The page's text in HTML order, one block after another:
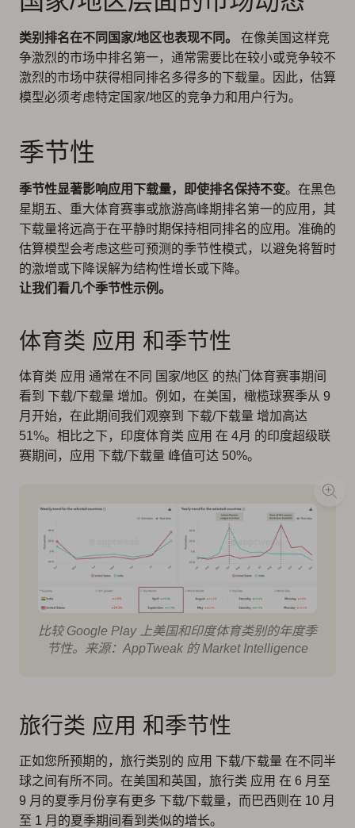
类别排名在不同国家/地区也表现不同。
在像美国这样竞
争激烈的市场中排名第一，通常需要比在较小或竞争较不
激烈的市场中获得相同排名多得多的下载量。因此，估算
模型必须考虑特定国家/地区的竞争力和用户行为。
季节性
季节性显著影响应用下载量，即使排名保持不变。在黑色
星期五、重大体育赛事或旅游高峰期排名第一的应用，其
下载量将远高于在平静时期保持相同排名的应用。准确的
估算模型会考虑这些可预测的季节性模式，以避免将暂时
的激增或下降误解为结构性增长或下降。
让我们看几个季节性示例。
体育类 应用 和季节性
体育类 应用 通常在不同 国家/地区 的热门体育赛事期间
看到 下载/下载量 增加。例如，在美国，橄榄球赛季从 9
月开始，在此期间我们观察到 下载/下载量 增加高达
51%。相比之下，印度体育类 应用 在 4月 的印度超级联
赛期间，应用 下载/下载量 峰值可达 50%。
比较 Google Play 上美国和印度体育类别的年度季
节性。来源：AppTweak 的 Market Intelligence
旅行类 应用 和季节性
正如您所预期的，旅行类别的 应用 下载/下载量 在不同半
球之间有所不同。在美国和英国，旅行类 应用 在 6 月至
9 月的夏季月份享有更多 下载/下载量，而巴西则在 10 月
至 1 月的夏季期间看到类似的增长。